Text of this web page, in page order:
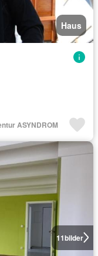
Haus
ASYNDROM
11bilder